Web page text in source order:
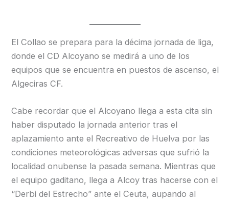
El Collao se prepara para la décima jornada de liga,
donde el CD Alcoyano se medirá a uno de los
equipos que se encuentra en puestos de ascenso, el
Algeciras CF.
Cabe recordar que el Alcoyano llega a esta cita sin
haber disputado la jornada anterior tras el
aplazamiento ante el Recreativo de Huelva por las
condiciones meteorológicas adversas que sufrió la
localidad onubense la pasada semana. Mientras que
el equipo gaditano, llega a Alcoy tras hacerse con el
“Derbi del Estrecho” ante el Ceuta, aupando al